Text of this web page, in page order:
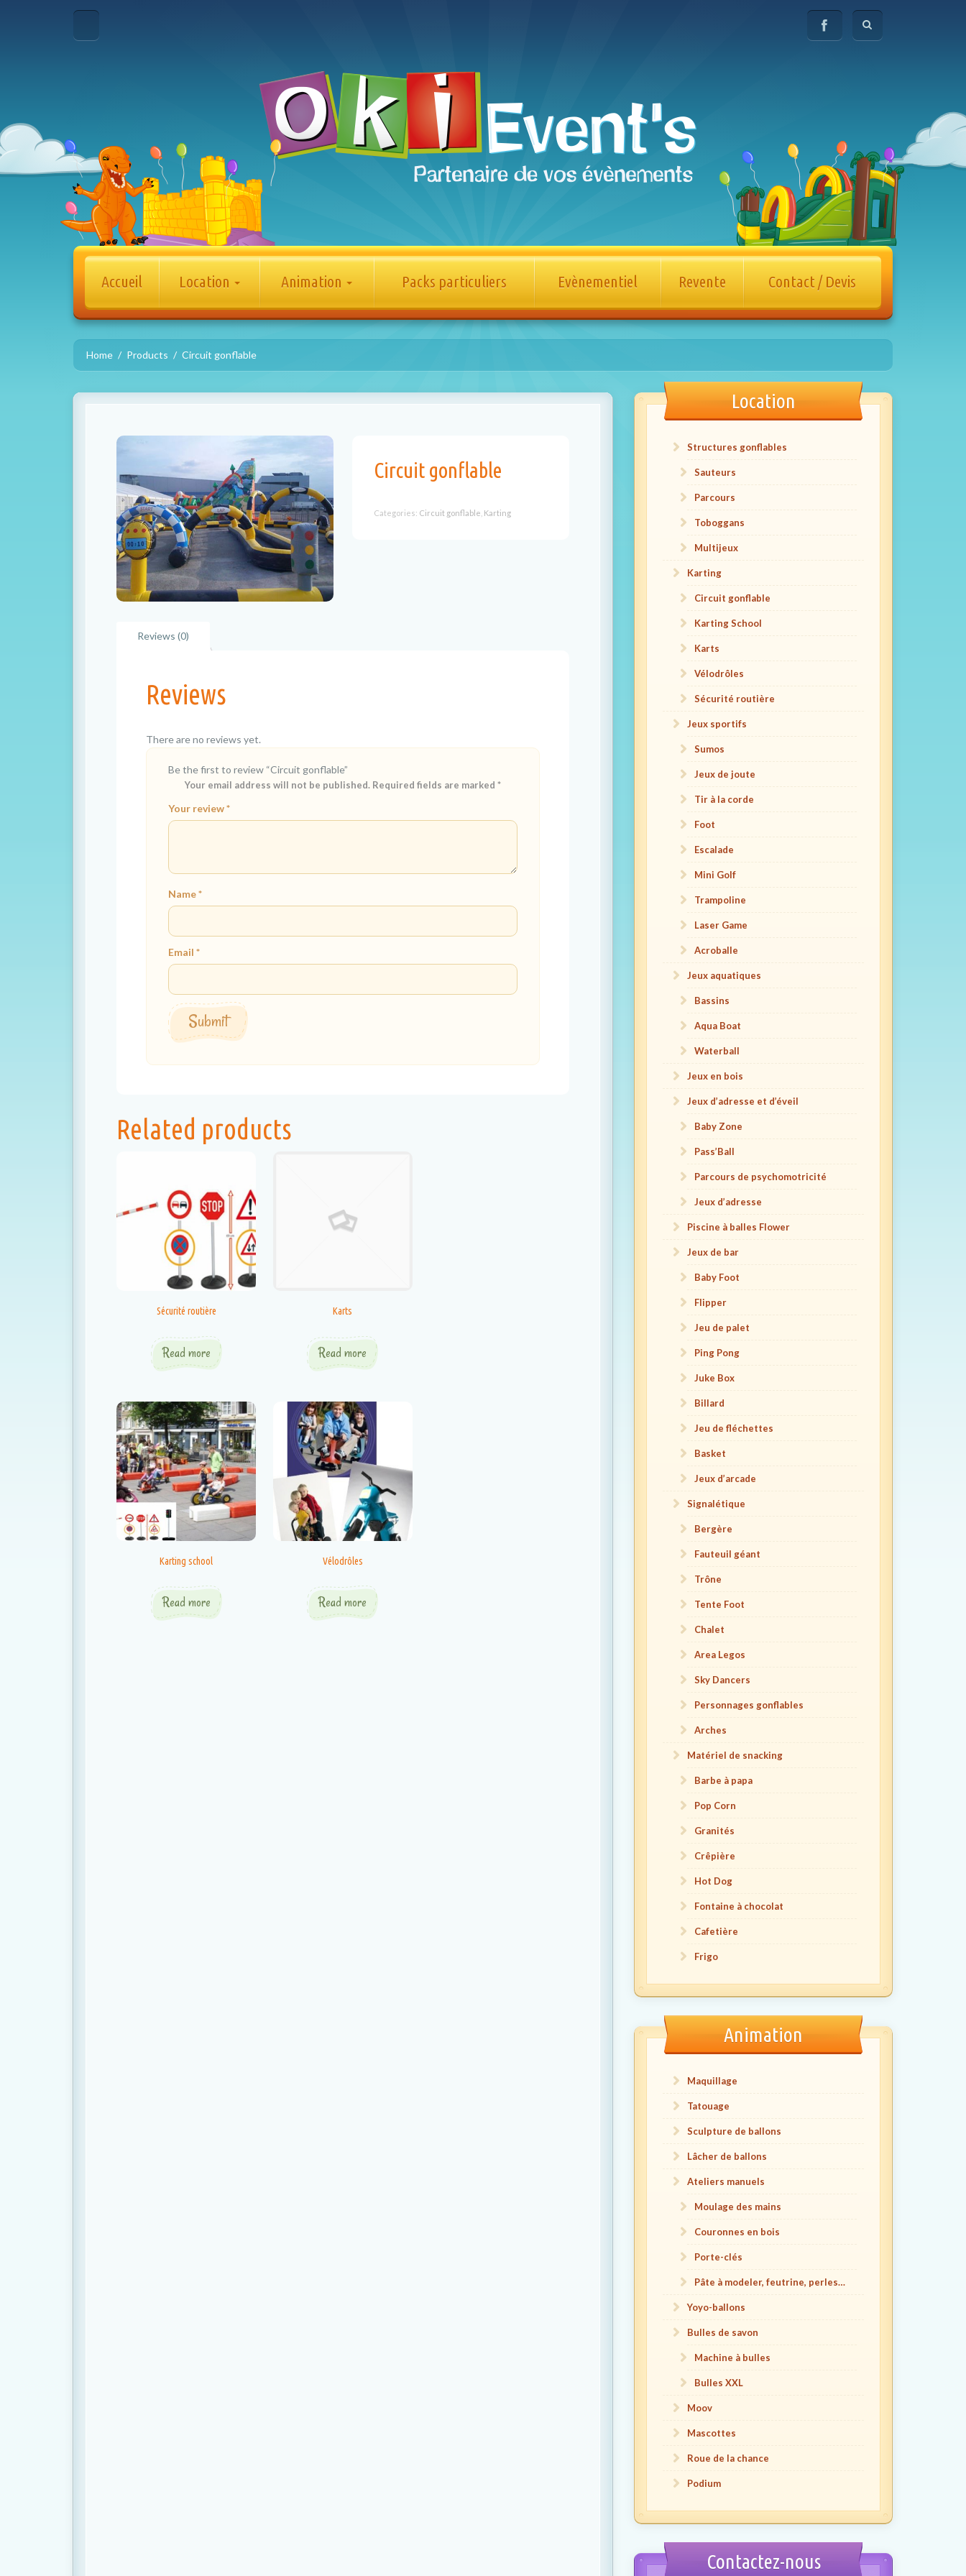
Accueil Location Animation Packs particuliers Evènementiel Revente Contact / Devis
Home Products Circuit gonflable
Circuit gonflable
Categories: Circuit gonflable Karting
Reviews (0)
Reviews
There are no reviews yet.
Be the first to review “Circuit gonflable”
Your email address will not be published. Required fields are marked *
Your review*
Name*
Email *
Related products
Sécurité routière
Read more
Karts
Read more
Karting school
Read more
Vélodrôles
Read more
Location
Structures gonflables
Sauteurs
Parcours
Toboggans
Multijeux
Karting
Circuit gonflable
Karting School
Karts
Vélodrôles
Sécurité routière
Jeux sportifs
Sumos
Jeux de joute
Tir à la corde
Foot
Escalade
Mini Golf
Trampoline
Laser Game
Acroballe
Jeux aquatiques
Bassins
Aqua Boat
Waterball
Jeux en bois
Jeux d’adresse et d’éveil
Baby Zone
Pass’Ball
Parcours de psychomotricité
Jeux d’adresse
Piscine à balles Flower
Jeux de bar
Baby Foot
Flipper
Jeu de palet
Ping Pong
Juke Box
Billard
Jeu de fléchettes
Basket
Jeux d’arcade
Signalétique
Bergère
Fauteuil géant
Trône
Tente Foot
Chalet
Area Legos
Sky Dancers
Personnages gonflables
Arches
Matériel de snacking
Barbe à papa
Pop Corn
Granités
Crêpière
Hot Dog
Fontaine à chocolat
Cafetière
Frigo
Animation
Maquillage
Tatouage
Sculpture de ballons
Lâcher de ballons
Ateliers manuels
Moulage des mains
Couronnes en bois
Porte-clés
Pâte à modeler, feutrine, perles…
Yoyo-ballons
Bulles de savon
Machine à bulles
Bulles XXL
Moov
Mascottes
Roue de la chance
Podium
Contactez-nous